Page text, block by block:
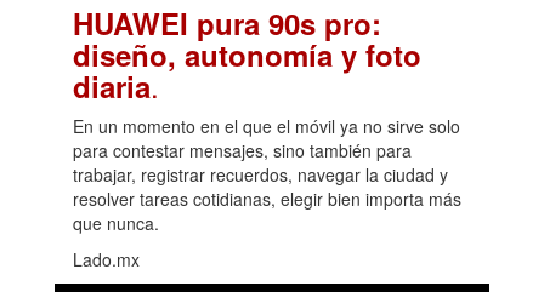
HUAWEI pura 90s pro:
diseño, autonomía y foto
diaria.
En un momento en el que el móvil ya no sirve solo
para contestar mensajes, sino también para
trabajar, registrar recuerdos, navegar la ciudad y
resolver tareas cotidianas, elegir bien importa más
que nunca.
Lado.mx